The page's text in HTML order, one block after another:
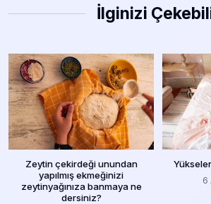
İlginizi
Zeytin çekirdeği unundan
yapılmış ekmeğinizi
zeytinyağınıza banmaya ne
dersiniz?
6